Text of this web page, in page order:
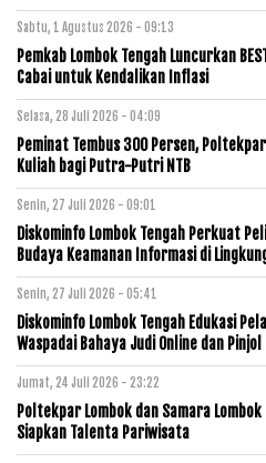
Sabtu, 1 Agustus 2026 - 09:13
Pemkab Lombok Tengah Luncurkan
Cabai untuk Kendalikan Inflasi
Selasa, 28 Juli 2026 - 04:09
Peminat Tembus 300 Persen,
Kuliah bagi Putra-Putri NTB
Senin, 27 Juli 2026 - 09:01
Diskominfo Lombok Tengah Perkuat
Budaya Keamanan Informasi di
Senin, 27 Juli 2026 - 05:41
Diskominfo Lombok Tengah Edukasi
Waspadai Bahaya Judi Online dan Pinjol
Jumat, 24 Juli 2026 - 23:22
Poltekpar Lombok dan Samara
Siapkan Talenta Pariwisata